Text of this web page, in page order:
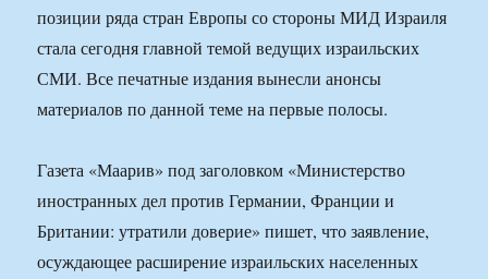
позиции ряда стран Европы со стороны МИД Израиля
стала сегодня главной темой ведущих израильских
СМИ. Все печатные издания вынесли анонсы
материалов по данной теме на первые полосы.
Газета «Маарив» под заголовком «Министерство
иностранных дел против Германии, Франции и
Британии: утратили доверие» пишет, что заявление,
осуждающее расширение израильских населенных